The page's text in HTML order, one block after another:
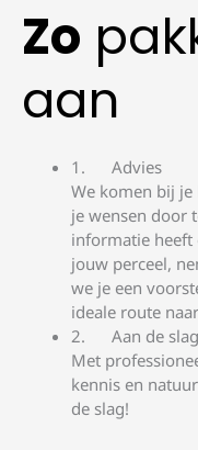
Zo
aan
Advies
We komen bij
je wensen door
informatie heeft
jouw perceel,
we je een
ideale route
Aan de
Met
kennis en
de slag!